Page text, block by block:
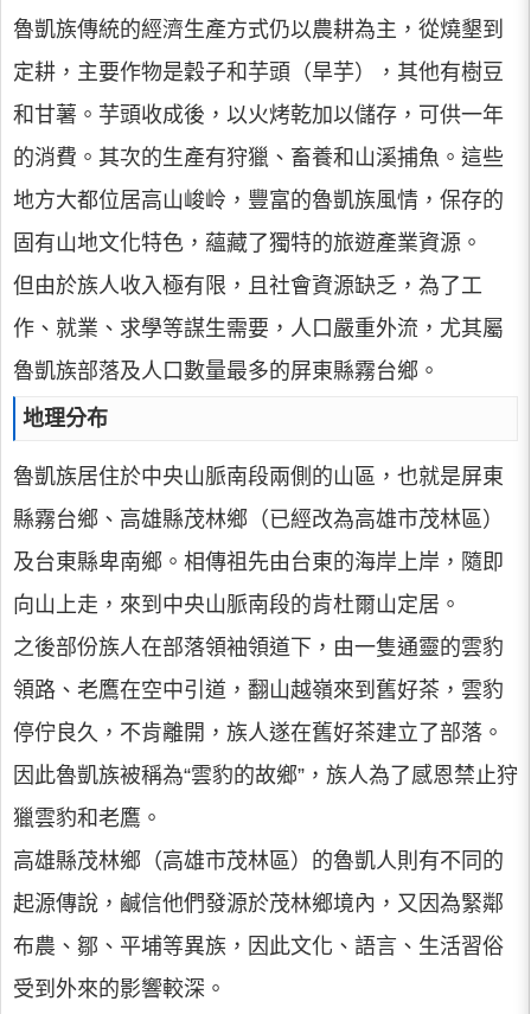
魯凱族傳統的經濟生產方式仍以農耕為主，從燒墾到
定耕，主要作物是穀子和芋頭（旱芋），其他有樹豆
和甘薯。芋頭收成後，以火烤乾加以儲存，可供一年
的消費。其次的生產有狩獵、畜養和山溪捕魚。這些
地方大都位居高山峻岭，豐富的魯凱族風情，保存的
固有山地文化特色，蘊藏了獨特的旅遊產業資源。
但由於族人收入極有限，且社會資源缺乏，為了工
作、就業、求學等謀生需要，人口嚴重外流，尤其屬
魯凱族部落及人口數量最多的屏東縣霧台鄉。
地理分布
魯凱族居住於中央山脈南段兩側的山區，也就是屏東
縣霧台鄉、高雄縣茂林鄉（已經改為高雄市茂林區）
及台東縣卑南鄉。相傳祖先由台東的海岸上岸，隨即
向山上走，來到中央山脈南段的肯杜爾山定居。
之後部份族人在部落領袖領道下，由一隻通靈的雲豹
領路、老鷹在空中引道，翻山越嶺來到舊好茶，雲豹
停佇良久，不肯離開，族人遂在舊好茶建立了部落。
因此魯凱族被稱為“雲豹的故鄉”，族人為了感恩禁止狩
獵雲豹和老鷹。
高雄縣茂林鄉（高雄市茂林區）的魯凱人則有不同的
起源傳說，鹹信他們發源於茂林鄉境內，又因為緊鄰
布農、鄒、平埔等異族，因此文化、語言、生活習俗
受到外來的影響較深。